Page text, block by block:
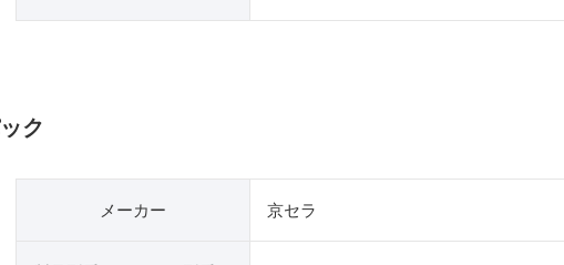
ク
メーカー 京セラ